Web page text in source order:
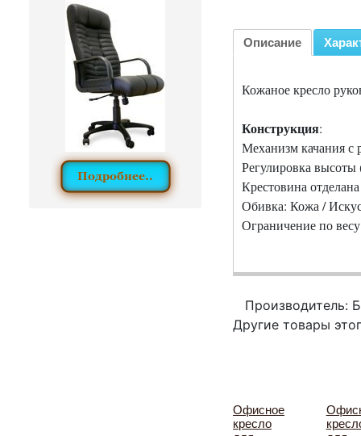
Описание
Кожаное кресло
Конструкция:
Механизм качания с
Регулировка
Крестовина
Обивка: Кожа /
Ограничение по
Производитель:
Другие товары
Офисное
кресло